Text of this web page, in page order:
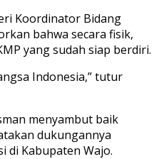
Koordinator Bidang
bahwa secara fisik,
yang sudah siap berdiri.
Indonesia,” tutur
menyambut baik
dukungannya
di Kabupaten Wajo.